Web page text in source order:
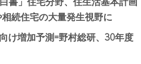
続住宅の大量発生視野に
け増加予測=野村総研、30年度